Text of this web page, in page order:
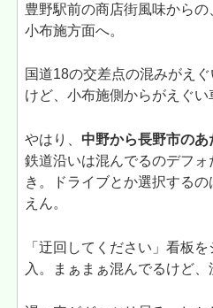
豊野駅前の商店街風味から
小布施方面へ。
国道18の交差点の混みがえ
けど、小布施側からがえぐい
やはり、 中野から長野市の
鉄道沿いは混んでるのデフ
き。ドライブとか選択する
えん。
「迂回してください」看板
入。まぁまぁ混んでるけど、